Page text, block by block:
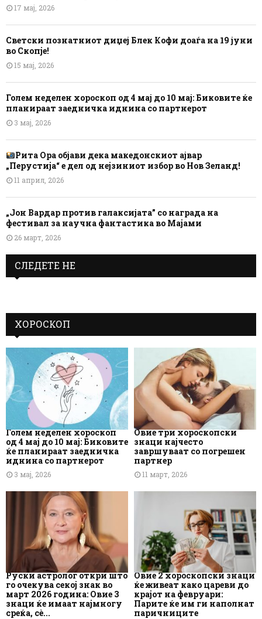
17 мај, 2026
Светски познатниот диџеј Блек Кофи доаѓа на 19 јуни
во Скопје!
15 мај, 2026
Голем неделен хороскоп од 4 мај до 10 мај: Биковите ќе
планираат заедничка иднина со партнерот
3 мај, 2026
Рита Ора објави дека македонскиот ајвар
„Перустија“ е дел од нејзиниот избор во Нов Зеланд!
11 април, 2026
„Јон Вардар против галаксијата” со награда на
фестивал за научна фантастика во Мајами
26 март, 2026
СЛЕДЕТЕ НЕ
ХОРОСКОП
Голем неделен хороскоп
од 4 мај до 10 мај: Биковите
ќе планираат заедничка
иднина со партнерот
3 мај, 2026
Овие три хороскопски
знаци најчесто
завршуваат со погрешен
партнер
11 март, 2026
Руски астролог откри што
го очекува секој знак во
март 2026 година: Овие 3
знаци ќе имаат најмногу
среќа, сè...
Овие 2 хороскопски знаци
ќе живеат како цареви до
крајот на февруари:
Парите ќе им ги наполнат
паричниците